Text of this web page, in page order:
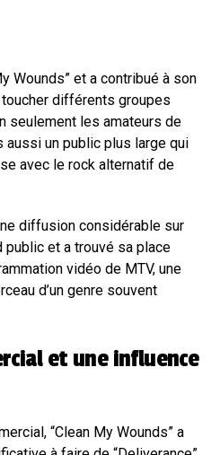
Wounds” et a contribué à son
différents groupes
seulement les amateurs de
aussi un public plus large qui
avec le rock alternatif de
diffusion considérable sur
et a trouvé sa place
vidéo de MTV, une
d’un genre souvent
et une influence
“Clean My Wounds” a